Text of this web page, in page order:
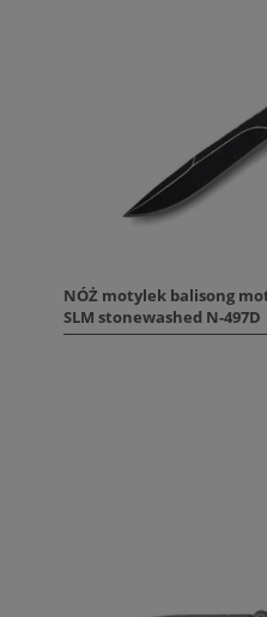
NÓŻ motylek balisong
SLM stonewashed N-497D